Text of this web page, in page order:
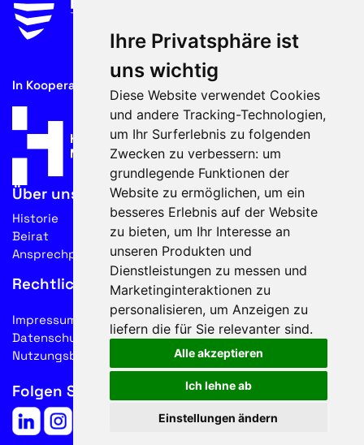
Ihre Privatsphäre ist
uns wichtig
Diese Website verwendet Cookies
und andere Tracking-Technologien,
um Ihr Surferlebnis zu folgenden
Zwecken zu verbessern: um
grundlegende Funktionen der
Website zu ermöglichen, um ein
besseres Erlebnis auf der Website
zu bieten, um Ihr Interesse an
unseren Produkten und
Dienstleistungen zu messen und
Marketinginteraktionen zu
personalisieren, um Anzeigen zu
liefern die für Sie relevanter sind.
Alle akzeptieren
Ich lehne ab
Einstellungen ändern
In Kooperation mit
Über uns
Historie
Beirat
Ansprechpartner
Rechtliches
Impressum
Datenschutz
Nutzungsbedingungen
Folgen Sie uns auf Social Media